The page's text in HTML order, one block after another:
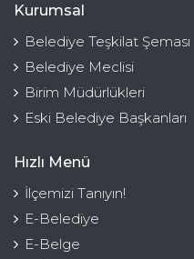
Kurumsal
Belediye Teşkilat Şeması
Belediye Meclisi
Birim Müdürlükleri
Eski Belediye Başkanları
Hızlı Menü
İlçemizi Tanıyın!
E-Belediye
E-Belge